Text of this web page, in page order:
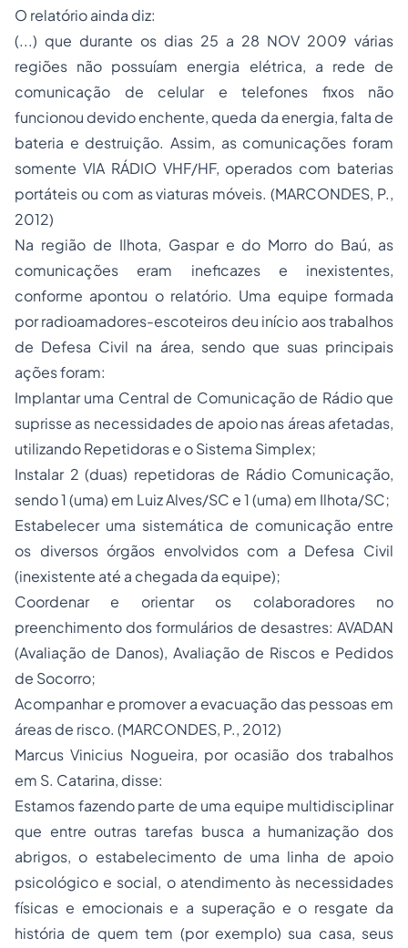
O relatório ainda diz:
(...) que durante os dias 25 a 28 NOV 2009 várias
regiões não possuíam energia elétrica, a rede de
comunicação de celular e telefones fixos não
funcionou devido enchente, queda da energia, falta de
bateria e destruição. Assim, as comunicações foram
somente VIA RÁDIO VHF/HF, operados com baterias
portáteis ou com as viaturas móveis. (MARCONDES, P.,
2012)
Na região de Ilhota, Gaspar e do Morro do Baú, as
comunicações eram ineficazes e inexistentes,
conforme apontou o relatório. Uma equipe formada
por radioamadores-escoteiros deu início aos trabalhos
de Defesa Civil na área, sendo que suas principais
ações foram:
Implantar uma Central de Comunicação de Rádio que
suprisse as necessidades de apoio nas áreas afetadas,
utilizando Repetidoras e o Sistema Simplex;
Instalar 2 (duas) repetidoras de Rádio Comunicação,
sendo 1 (uma) em Luiz Alves/SC e 1 (uma) em Ilhota/SC;
Estabelecer uma sistemática de comunicação entre
os diversos órgãos envolvidos com a Defesa Civil
(inexistente até a chegada da equipe);
Coordenar e orientar os colaboradores no
preenchimento dos formulários de desastres: AVADAN
(Avaliação de Danos), Avaliação de Riscos e Pedidos
de Socorro;
Acompanhar e promover a evacuação das pessoas em
áreas de risco. (MARCONDES, P., 2012)
Marcus Vinicius Nogueira, por ocasião dos trabalhos
em S. Catarina, disse:
Estamos fazendo parte de uma equipe multidisciplinar
que entre outras tarefas busca a humanização dos
abrigos, o estabelecimento de uma linha de apoio
psicológico e social, o atendimento às necessidades
físicas e emocionais e a superação e o resgate da
história de quem tem (por exemplo) sua casa, seus